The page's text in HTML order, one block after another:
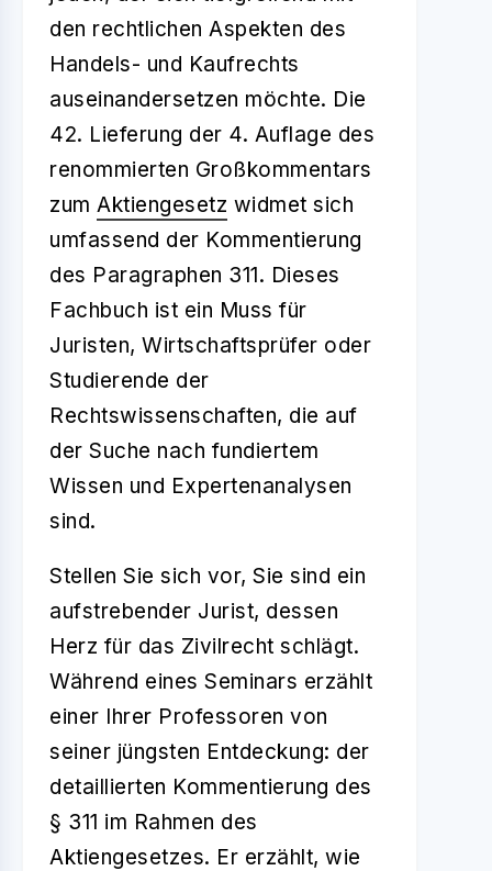
den rechtlichen Aspekten des
Handels- und Kaufrechts
auseinandersetzen möchte. Die
42. Lieferung der 4. Auflage des
renommierten Großkommentars
zum Aktiengesetz widmet sich
umfassend der Kommentierung
des Paragraphen 311. Dieses
Fachbuch ist ein Muss für
Juristen, Wirtschaftsprüfer oder
Studierende der
Rechtswissenschaften, die auf
der Suche nach fundiertem
Wissen und Expertenanalysen
sind.
Stellen Sie sich vor, Sie sind ein
aufstrebender Jurist, dessen
Herz für das Zivilrecht schlägt.
Während eines Seminars erzählt
einer Ihrer Professoren von
seiner jüngsten Entdeckung: der
detaillierten Kommentierung des
§ 311 im Rahmen des
Aktiengesetzes. Er erzählt, wie